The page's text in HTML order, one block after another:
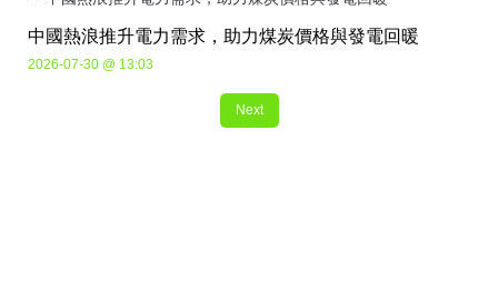
中國熱浪推升電力需求，助力煤炭價格與發電回暖
2026-07-30 @ 13:03
Next